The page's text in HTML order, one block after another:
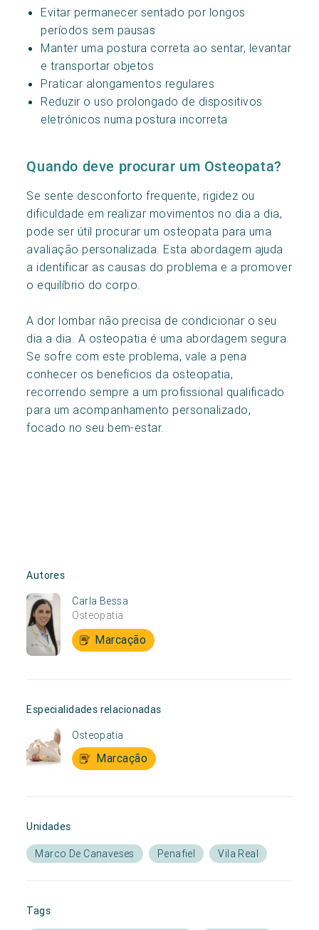
Evitar permanecer sentado por longos
períodos sem pausas
Manter uma postura correta ao sentar, levantar
e transportar objetos
Praticar alongamentos regulares
Reduzir o uso prolongado de dispositivos
eletrónicos numa postura incorreta
Quando deve procurar um Osteopata?
Se sente desconforto frequente, rigidez ou
dificuldade em realizar movimentos no dia a dia,
pode ser útil procurar um osteopata para uma
avaliação personalizada. Esta abordagem ajuda
a identificar as causas do problema e a promover
o equilíbrio do corpo.
A dor lombar não precisa de condicionar o seu
dia a dia. A osteopatia é uma abordagem segura.
Se sofre com este problema, vale a pena
conhecer os benefícios da osteopatia,
recorrendo sempre a um profissional qualificado
para um acompanhamento personalizado,
focado no seu bem-estar.
Autores
Carla Bessa
Osteopatia
Marcação
Especialidades relacionadas
Osteopatia
Marcação
Unidades
Marco De Canaveses Penafiel Vila Real
Tags